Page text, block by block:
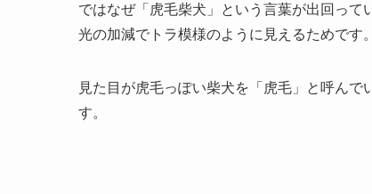
ではなぜ「虎毛柴犬」という言葉が出回って
光の加減でトラ模様のように見えるためです。
見た目が虎毛っぽい柴犬を「虎毛」と呼んで
す。